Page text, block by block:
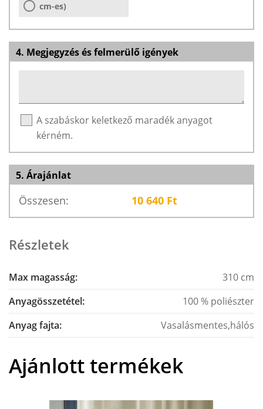
cm-es)
4. Megjegyzés és felmerülő igények
A szabáskor keletkező maradék anyagot
kérném.
5. Árajánlat
Összesen: 10 640 Ft
Részletek
Max magasság:
310 cm
Anyagösszetétel:
100 % poliészter
Anyag fajta:
Vasalásmentes,hálós
Ajánlott termékek